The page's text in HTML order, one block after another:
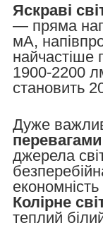
Яскраві
— пряма
мА,
найчастіше
1900-2200
становить
Дуже
перевагами
джерела
Колірне
теплий